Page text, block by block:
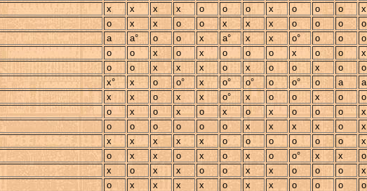
x x x x o o o x o o o x
o x x o o x x x o o o o
a a° o o x a° x x o° o o o
o o x o x o o o x o o x
o o x x x o x o o x o o
x° x o o° x o° o° o o° o a a
x x o x x o° x o o x o o
o x o x o x o x o o o x
o o o o o o x x x x o x
x x x x x o o o o o o x
o x x o x o x o o° x x o
x o x x o o x x o o o x
o x x x x o x x o o o o